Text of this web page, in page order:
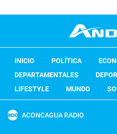
INICIO POLÍTICA
DEPARTAMENTALES
LIFESTYLE
MUNDO
ACONCAGUA RADIO